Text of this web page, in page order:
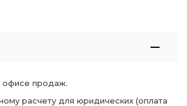
офисе продаж.
расчету для юридических (оплата